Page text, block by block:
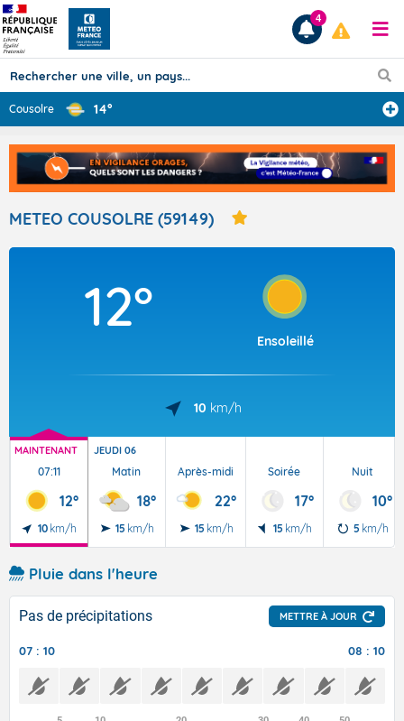
Prévisions
TOUS LES RÉSULTATS
Articles
4
Cousolre 14°
METEO COUSOLRE (59149)
12°
Ensoleillé
10 km/h
MAINTENANT
07:11
12°
10 km/h
JEUDI 06
Matin
18°
15 km/h
Après-midi
22°
15 km/h
Soirée
17°
15 km/h
Nuit
10°
5 km/h
Pluie dans l'heure
Pas de précipitations METTRE À JOUR
07 : 10 08 : 10